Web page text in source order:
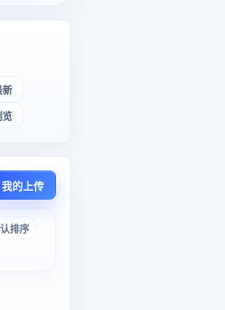
新
览
我的上传
排序